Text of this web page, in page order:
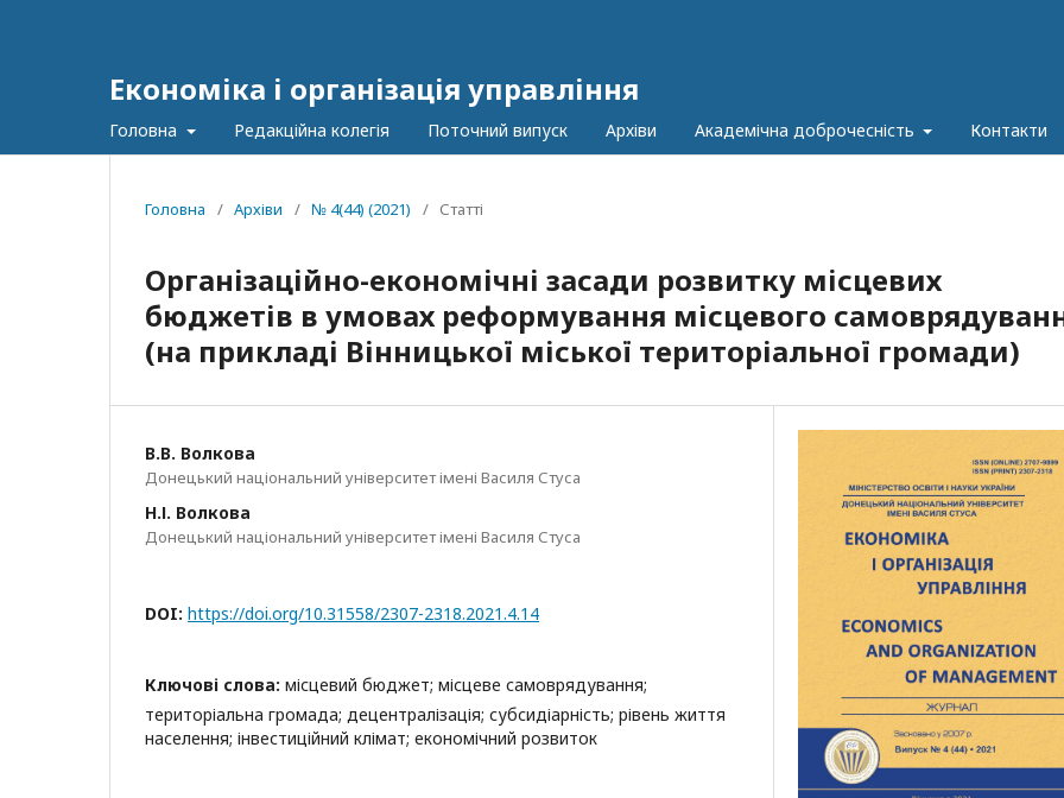
Економіка і організація управління
Головна Редакційна колегія Поточний випуск Архіви Академічна доброчесність Контакти
Головна / Архіви / № 4(44) (2021) / Статті
Організаційно-економічні засади розвитку місцевих
бюджетів в умовах реформування місцевого
(на прикладі Вінницької міської територіальної громади)
В.В. Волкова
Донецький національний університет імені Василя Стуса
Н.І. Волкова
Донецький національний університет імені Василя Стуса
DOI: https://doi.org/10.31558/2307-2318.2021.4.14
Ключові слова: місцевий бюджет; місцеве самоврядування;
територіальна громада; децентралізація; субсидіарність; рівень життя
населення; інвестиційний клімат; економічний розвиток